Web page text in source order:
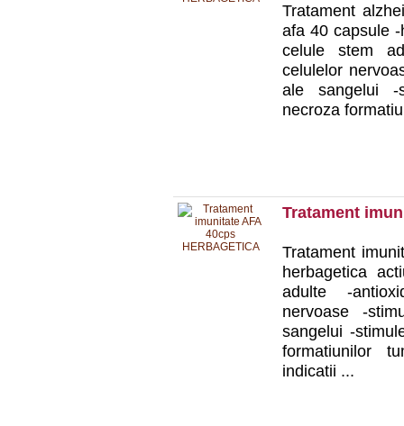
Tratament
afa 40 capsule
celule stem
celulelor
ale sangelui -
necroza
Tratament
Tratament
herbagetica
adulte -
nervoase -
sangelui -
formatiunilor
indicatii ...